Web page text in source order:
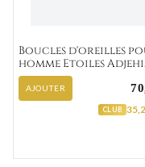
Boucles d'oreilles
homme Etoiles Adjehi
"133-3"
AJOUTER
CLUB